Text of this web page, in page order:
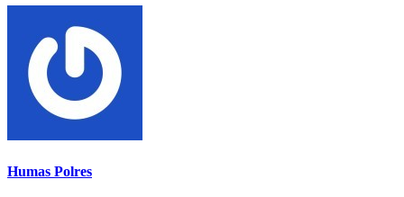
Humas Polres